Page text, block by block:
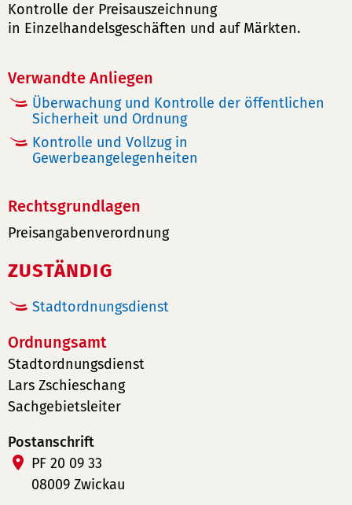
Kontrolle der Preisauszeichnung
in Einzelhandelsgeschäften und auf Märkten.
Verwandte Anliegen
Überwachung und Kontrolle der öffentlichen
Sicherheit und Ordnung
Kontrolle und Vollzug in
Gewerbeangelegenheiten
Rechtsgrundlagen
Preisangabenverordnung
ZUSTÄNDIG
Stadtordnungsdienst
Ordnungsamt
Stadtordnungsdienst
Lars Zschieschang
Sachgebietsleiter
Postanschrift
PF 20 09 33
08009 Zwickau